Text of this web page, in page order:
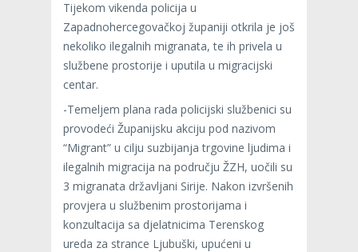
Tijekom vikenda policija u
Zapadnohercegovačkoj županiji otkrila je još
nekoliko ilegalnih migranata, te ih privela u
službene prostorije i uputila u migracijski
centar.
-Temeljem plana rada policijski službenici su
provodeći Županijsku akciju pod nazivom
“Migrant” u cilju suzbijanja trgovine ljudima i
ilegalnih migracija na području ŽZH, uočili su
3 migranata državljani Sirije. Nakon izvršenih
provjera u službenim prostorijama i
konzultacija sa djelatnicima Terenskog
ureda za strance Ljubuški, upućeni u